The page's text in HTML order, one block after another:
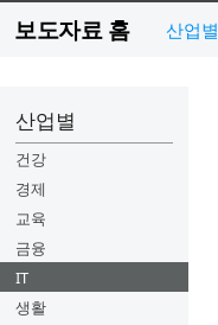
보도자료 홈 산업별
산업별
건강
경제
교육
금융
IT
생활